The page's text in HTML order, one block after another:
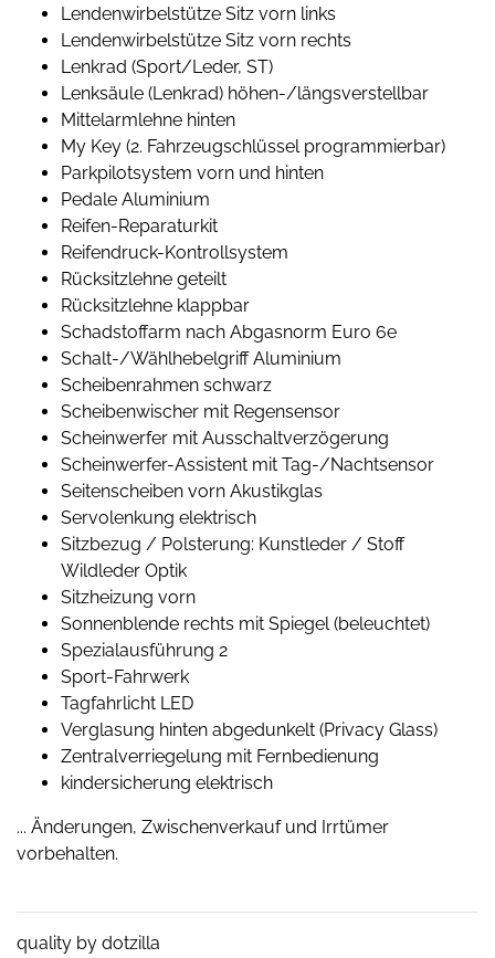
Lendenwirbelstütze Sitz vorn links
Lendenwirbelstütze Sitz vorn rechts
Lenkrad (Sport/Leder, ST)
Lenksäule (Lenkrad) höhen-/längsverstellbar
Mittelarmlehne hinten
My Key (2. Fahrzeugschlüssel programmierbar)
Parkpilotsystem vorn und hinten
Pedale Aluminium
Reifen-Reparaturkit
Reifendruck-Kontrollsystem
Rücksitzlehne geteilt
Rücksitzlehne klappbar
Schadstoffarm nach Abgasnorm Euro 6e
Schalt-/Wählhebelgriff Aluminium
Scheibenrahmen schwarz
Scheibenwischer mit Regensensor
Scheinwerfer mit Ausschaltverzögerung
Scheinwerfer-Assistent mit Tag-/Nachtsensor
Seitenscheiben vorn Akustikglas
Servolenkung elektrisch
Sitzbezug / Polsterung: Kunstleder / Stoff
Wildleder Optik
Sitzheizung vorn
Sonnenblende rechts mit Spiegel (beleuchtet)
Spezialausführung 2
Sport-Fahrwerk
Tagfahrlicht LED
Verglasung hinten abgedunkelt (Privacy Glass)
Zentralverriegelung mit Fernbedienung
kindersicherung elektrisch
... Änderungen, Zwischenverkauf und Irrtümer
vorbehalten.
quality by dotzilla